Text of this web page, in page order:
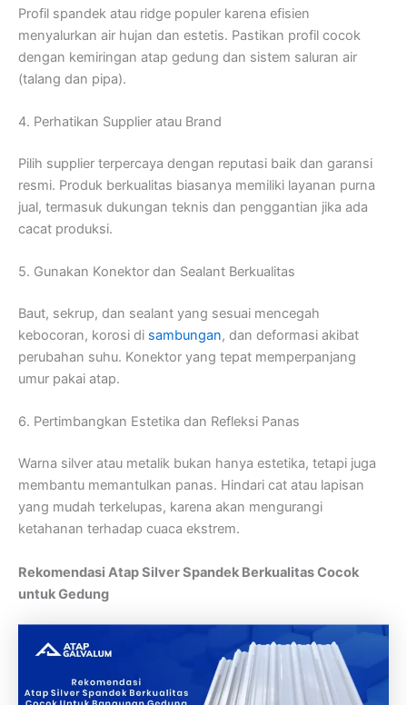
Profil spandek atau ridge populer karena efisien
menyalurkan air hujan dan estetis. Pastikan profil cocok
dengan kemiringan atap gedung dan sistem saluran air
(talang dan pipa).
4. Perhatikan Supplier atau Brand
Pilih supplier terpercaya dengan reputasi baik dan garansi
resmi. Produk berkualitas biasanya memiliki layanan purna
jual, termasuk dukungan teknis dan penggantian jika ada
cacat produksi.
5. Gunakan Konektor dan Sealant Berkualitas
Baut, sekrup, dan sealant yang sesuai mencegah
kebocoran, korosi di sambungan, dan deformasi akibat
perubahan suhu. Konektor yang tepat memperpanjang
umur pakai atap.
6. Pertimbangkan Estetika dan Refleksi Panas
Warna silver atau metalik bukan hanya estetika, tetapi juga
membantu memantulkan panas. Hindari cat atau lapisan
yang mudah terkelupas, karena akan mengurangi
ketahanan terhadap cuaca ekstrem.
Rekomendasi Atap Silver Spandek Berkualitas Cocok
untuk Gedung